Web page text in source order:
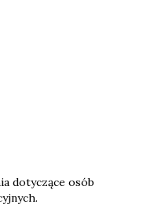
dotyczące osób